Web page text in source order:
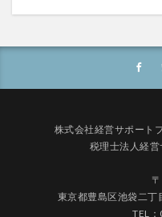
株式会社経営サポート
税理士法人経
東京都豊島区池袋二
TEL